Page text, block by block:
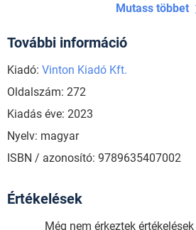
Mutass többet
További információ
Kiadó: Vinton Kiadó Kft.
Oldalszám: 272
Kiadás éve: 2023
Nyelv: magyar
ISBN / azonosító: 9789635407002
Értékelések
Még nem érkeztek